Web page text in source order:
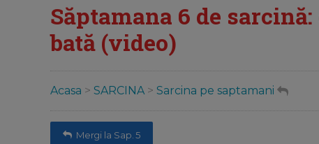
Săptamana 6 de
bată (video)
Acasa > SARCINA> Sarcina pe saptamani
Mergi la Sap. 5